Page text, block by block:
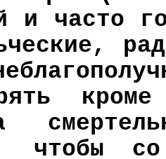
и часто
чтобы